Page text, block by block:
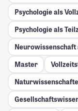
Psychologie als
Psychologie als
Master